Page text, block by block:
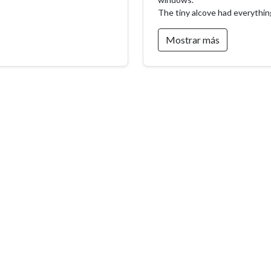
reservas se gestionan directamente en el lugar.
a nuestra Guest App. Reúne toda la información útil, facilita
para garantizarle una estancia agradable.
The tiny alcove had
Mostrar más